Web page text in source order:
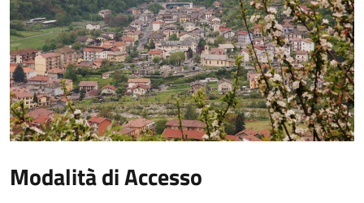
Modalità di Accesso